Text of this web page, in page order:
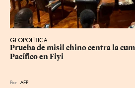
GEOPOLÍTICA
Prueba de misil chino centra la
Pacífico en Fiyi
Por AFP